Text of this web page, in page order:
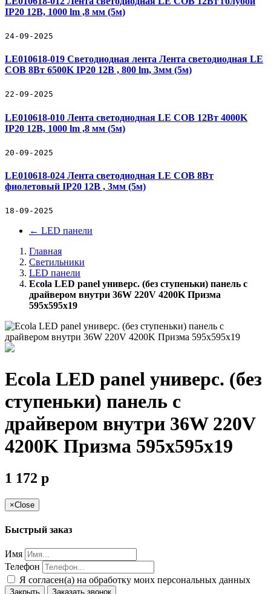
IP20 12В, 1000 lm ,8 мм (5м)
24-09-2025
LE010618-019 Светодиодная лента Лента светодиодная LE
COB 8Вт 6500K IP20 12В , 800 lm, 3мм (5м)
22-09-2025
LE010618-010 Лента светодиодная LE COB 12Вт 4000K
IP20 12В, 1000 lm ,8 мм (5м)
20-09-2025
LE010618-024 Лента светодиодная LE COB 8Вт
фиолетовый IP20 12В , 3мм (5м)
18-09-2025
← LED панели
Главная
Светильники
LED панели
Ecola LED panel универс. (без ступеньки) панель с
драйвером внутри 36W 220V 4200K Призма
595x595x19
Ecola LED panel универс. (без
ступеньки) панель с
драйвером внутри 36W 220V
4200K Призма 595x595x19
1 172 p
×Close
Быстрый заказ
Имя
Телефон
Я согласен(а) на обработку моих персональных данных
Закрыть Заказать звонок